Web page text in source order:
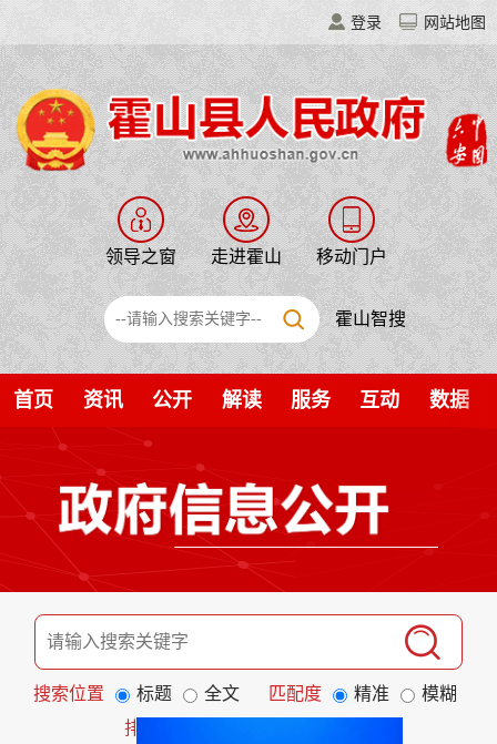
登录 网站地图
领导之窗 走进霍山 移动门户
霍山智搜
首页 资讯 公开 解读 服务 互动 数据
搜索位置 标题 全文 匹配度 精准
模糊
排序